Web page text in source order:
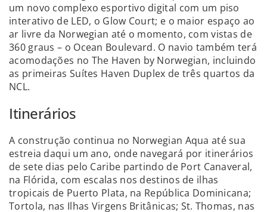
um novo complexo esportivo digital com um piso
interativo de LED, o Glow Court; e o maior espaço ao
ar livre da Norwegian até o momento, com vistas de
360 graus – o Ocean Boulevard. O navio também terá
acomodações no The Haven by Norwegian, incluindo
as primeiras Suítes Haven Duplex de três quartos da
NCL.
Itinerários
A construção continua no Norwegian Aqua até sua
estreia daqui um ano, onde navegará por itinerários
de sete dias pelo Caribe partindo de Port Canaveral,
na Flórida, com escalas nos destinos de ilhas
tropicais de Puerto Plata, na República Dominicana;
Tortola, nas Ilhas Virgens Britânicas; St. Thomas, nas